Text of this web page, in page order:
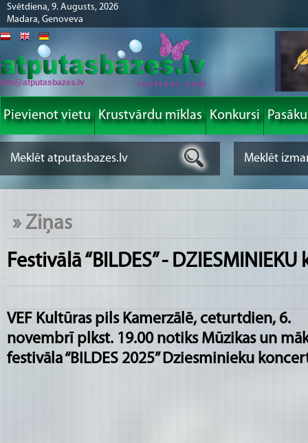
Svētdiena, 9. Augusts, 2026
Madara, Genoveva
info@atputasbazes.lv
Pievienot vietu Krustvārdu mīklas Konkursi
» Ziņas
Festivālā “BILDES” -
VEF Kultūras pils Kamerzālē, ceturtdien, 6.
novembrī plkst. 19.00 notiks Mūzikas un
festivāla “BILDES 2025” Dziesminieku